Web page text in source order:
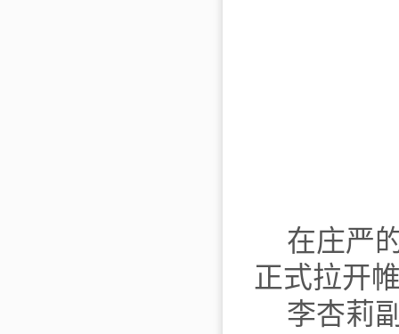
在庄严
正式拉开
李杏莉